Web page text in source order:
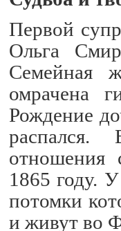
Первой
Ольга
Семейная
омрачена
Рождение
распался.
отношения
1865 году.
потомки
и живут во